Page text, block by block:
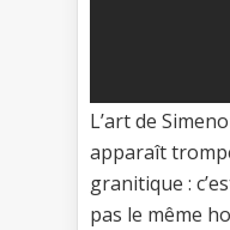
L’art de
apparaît
granitique :
pas le même